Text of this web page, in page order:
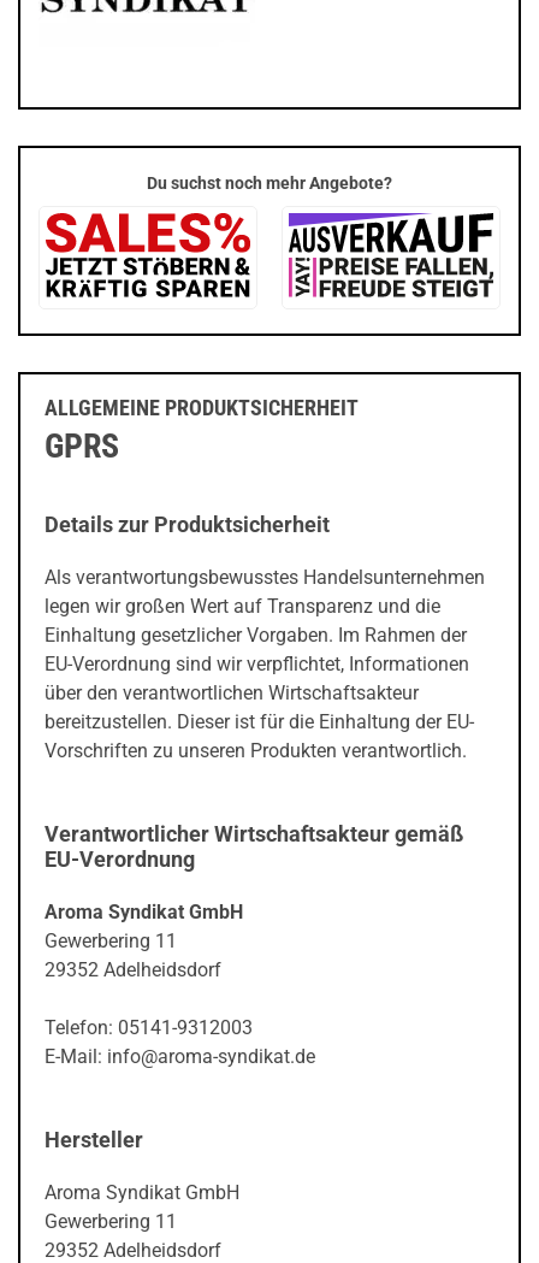
Du suchst noch mehr Angebote?
ALLGEMEINE PRODUKTSICHERHEIT
GPRS
Details zur Produktsicherheit
Als verantwortungsbewusstes Handelsunternehmen
legen wir großen Wert auf Transparenz und die
Einhaltung gesetzlicher Vorgaben. Im Rahmen der
EU-Verordnung sind wir verpflichtet, Informationen
über den verantwortlichen Wirtschaftsakteur
bereitzustellen. Dieser ist für die Einhaltung der EU-
Vorschriften zu unseren Produkten verantwortlich.
Verantwortlicher Wirtschaftsakteur gemäß
EU-Verordnung
Aroma Syndikat GmbH
Gewerbering 11
29352 Adelheidsdorf
Telefon: 05141-9312003
E-Mail: info@aroma-syndikat.de
Hersteller
Aroma Syndikat GmbH
Gewerbering 11
29352 Adelheidsdorf